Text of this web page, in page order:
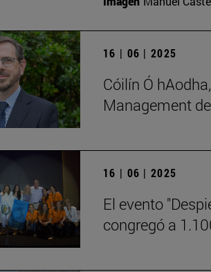
16 | 06 | 2025
Cóilín Ó
Management
16 | 06 | 2025
El evento
congregó a